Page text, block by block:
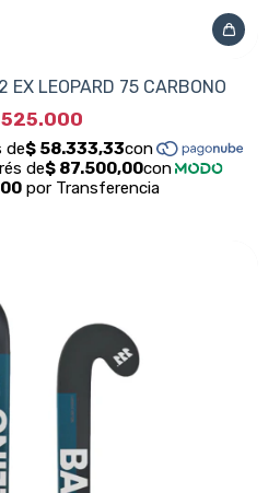
EX LEOPARD 75 CARBONO